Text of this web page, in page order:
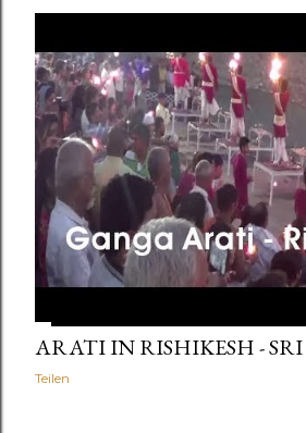
ARATI IN RISHIKESH -
Teilen